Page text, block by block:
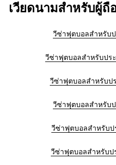
เวียดนามสำหรับผู้ถื
วีซ่าฟุตบอลสำหรับ
วีซ่าฟุตบอลสำหรับปร
วีซ่าฟุตบอลสำหรับป
วีซ่าฟุตบอลสำหรับ
วีซ่าฟุตบอลสำหรับ
วีซ่าฟุตบอลสำหรับป